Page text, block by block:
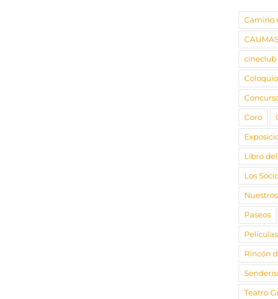
Camino
cineclub
Coro
Libro
Los
Paseos
Películas
Rincón
Teatro